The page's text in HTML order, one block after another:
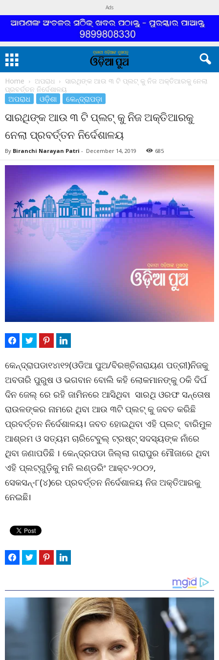
Ads
Home ଅପରାଧ
ସାରଥିଙ୍କ ଆଉ ୩ ଟି ପ୍ଲଟ୍ କୁ ନିଜ ଅକ୍ତିଆରକୁ ନେଲା
ପ୍ରବର୍ତ୍ତନ ନିର୍ଦେଶାଳୟ
ଅପରାଧ ଓଡ଼ିଶା କେନ୍ଦ୍ରାପଡ଼ା
ସାରଥିଙ୍କ ଆଉ ୩ ଟି ପ୍ଲଟ୍ କୁ ନିଜ ଅକ୍ତିଆରକୁ
ନେଲା ପ୍ରବର୍ତ୍ତନ ନିର୍ଦେଶାଳୟ
By Biranchi Narayan Patri - December 14, 2019 685
କେନ୍ଦ୍ରାପଡା୧୪ା୧୨(ଓଡିଆ ପୁଅ/ବିରଞ୍ଚିନାରାୟଣ ପତ୍ରୀ)ନିଜକୁ
ଅବତାରି ପୁରୁଷ ଓ ଭଗବାନ ବୋଲି କହି ଲୋକମାନଙ୍କୁ ଠକି ଦିର୍ଘ
ଦିନ ଜେଲ୍ ରେ ରହି ଜାମିନରେ ଆସିଥିବା ସାରଥି ଓରଫ ସନ୍ତୋଷ
ରାଉଳଙ୍କର ନାମରେ ଥିବା ଆଉ ୩ଟି ପ୍ଲଟ୍ କୁ ଜବତ କରିଛି
ପ୍ରବର୍ତ୍ତନ ନିର୍ଦେଶାଳୟ। ଜବତ ହୋଇଥିବା ଏହି ପ୍ଲଟ୍ ବାରିମୁଳ
ଆଶ୍ରମ ଓ ସତ୍ୟମ ଚାରିଟେବୁଲ୍ ଟ୍ରଷ୍ଟ୍ ସଦସ୍ୟଙ୍କ ନାଁରେ
ଥିବା ଜଣାପଡିଛି । କେନ୍ଦ୍ରପଡା ଜିଲ୍ଲା ଗରାପୁର ‌ମୌଜାରେ ଥିବା
ଏହି ପ୍ଲଟ୍‌ଗୁଡ଼ିକୁ ମନି ଲଣ୍ଡରିଂ ଆକ୍ଟ-୨୦୦୨,
ସେକସନ୍‌-୮(୪)ରେ ପ୍ରବର୍ତ୍ତନ ନିର୍ଦେଶାଳୟ ନିଜ ଅକ୍ତିଆରକୁ
ନେଇଛି।